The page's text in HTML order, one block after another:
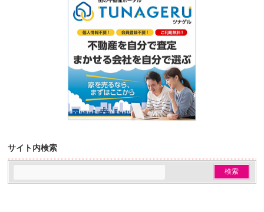
サイト内検索